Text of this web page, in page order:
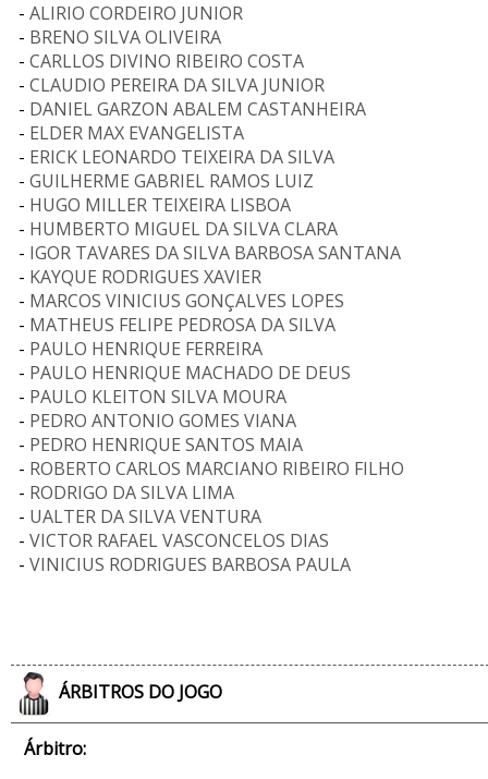
- ALIRIO CORDEIRO JUNIOR
- BRENO SILVA OLIVEIRA
- CARLLOS DIVINO RIBEIRO COSTA
- CLAUDIO PEREIRA DA SILVA JUNIOR
- DANIEL GARZON ABALEM CASTANHEIRA
- ELDER MAX EVANGELISTA
- ERICK LEONARDO TEIXEIRA DA SILVA
- GUILHERME GABRIEL RAMOS LUIZ
- HUGO MILLER TEIXEIRA LISBOA
- HUMBERTO MIGUEL DA SILVA CLARA
- IGOR TAVARES DA SILVA BARBOSA SANTANA
- KAYQUE RODRIGUES XAVIER
- MARCOS VINICIUS GONÇALVES LOPES
- MATHEUS FELIPE PEDROSA DA SILVA
- PAULO HENRIQUE FERREIRA
- PAULO HENRIQUE MACHADO DE DEUS
- PAULO KLEITON SILVA MOURA
- PEDRO ANTONIO GOMES VIANA
- PEDRO HENRIQUE SANTOS MAIA
- ROBERTO CARLOS MARCIANO RIBEIRO FILHO
- RODRIGO DA SILVA LIMA
- UALTER DA SILVA VENTURA
- VICTOR RAFAEL VASCONCELOS DIAS
- VINICIUS RODRIGUES BARBOSA PAULA
ÁRBITROS DO JOGO
Árbitro: